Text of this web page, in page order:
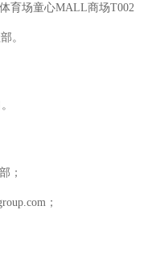
育场童心MALL商场T002
部。
。
；
；